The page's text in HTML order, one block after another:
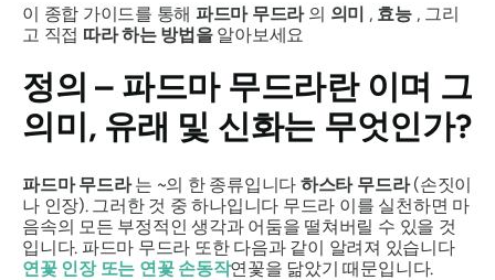
이 종합 가이드를 통해 파드마 무드라의 의미 , 효능, 그리
고 직접 따라 하는 방법을알아보세요
정의 – 파드마 무드라란이며 그
의미, 유래 및 신화는 무엇인가?
파드마 무드라는 ~의 한 종류입니다 하스타 무드라(손짓이
나 인장). 그러한 것 중 하나입니다 무드라 이를 실천하면 마
음속의 모든 부정적인 생각과 어둠을 떨쳐버릴 수 있을 것
입니다. 파드마 무드라 또한 다음과 같이 알려져 있습니다
연꽃 인장 또는 연꽃 손동작연꽃을 ​​닮았기 때문입니다.